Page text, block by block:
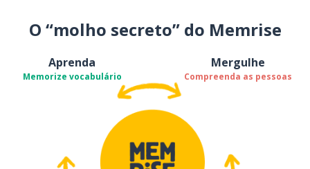
O “molho secreto” do Memrise
Aprenda
Memorize vocabulário
Mergulhe
Compreenda as pessoas